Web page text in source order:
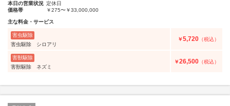
本日の営業状況 定休日
価格帯
￥275〜￥33,000,000
主な料金・サービス
害虫駆除
害虫駆除 シロアリ
￥5,720 （税込）
害獣駆除
害獣駆除 ネズミ
￥26,500 （税込）